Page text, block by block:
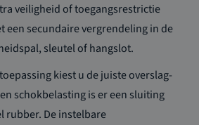
veiligheid of toegangsrestrictie
een secundaire vergrendeling in de
sleutel of hangslot.
kiest u de juiste overslag-
schokbelasting is er een sluiting
rubber. De instelbare